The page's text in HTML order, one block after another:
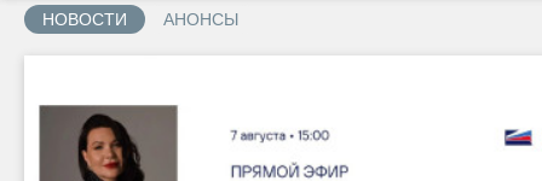
НОВОСТИ АНОНСЫ